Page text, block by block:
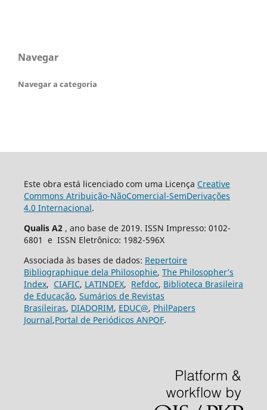
Navegar
Navegar a categoria
Este obra está licenciado com uma Licença Creative
Commons Atribuição-NãoComercial-SemDerivações
4.0 Internacional.
Qualis A2 , ano base de 2019. ISSN Impresso: 0102-
6801 e ISSN Eletrônico: 1982-596X
Associada às bases de dados: Repertoire
Bibliographique dela Philosophie, The Philosopher’s
Index, CIAFIC, LATINDEX, Refdoc, Biblioteca Brasileira
de Educação, Sumários de Revistas
Brasileiras, DIADORIM, EDUC@, PhilPapers
Journal,Portal de Periódicos ANPOF.